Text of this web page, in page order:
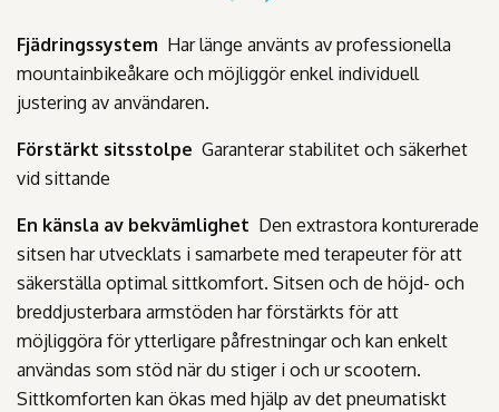
Fjädringssystem Har länge använts av professionella
mountainbikeåkare och möjliggör enkel individuell
justering av användaren.
Förstärkt sitsstolpe Garanterar stabilitet och säkerhet
vid sittande
En känsla av bekvämlighet Den extrastora konturerade
sitsen har utvecklats i samarbete med terapeuter för att
säkerställa optimal sittkomfort. Sitsen och de höjd- och
breddjusterbara armstöden har förstärkts för att
möjliggöra för ytterligare påfrestningar och kan enkelt
användas som stöd när du stiger i och ur scootern.
Sittkomforten kan ökas med hjälp av det pneumatiskt